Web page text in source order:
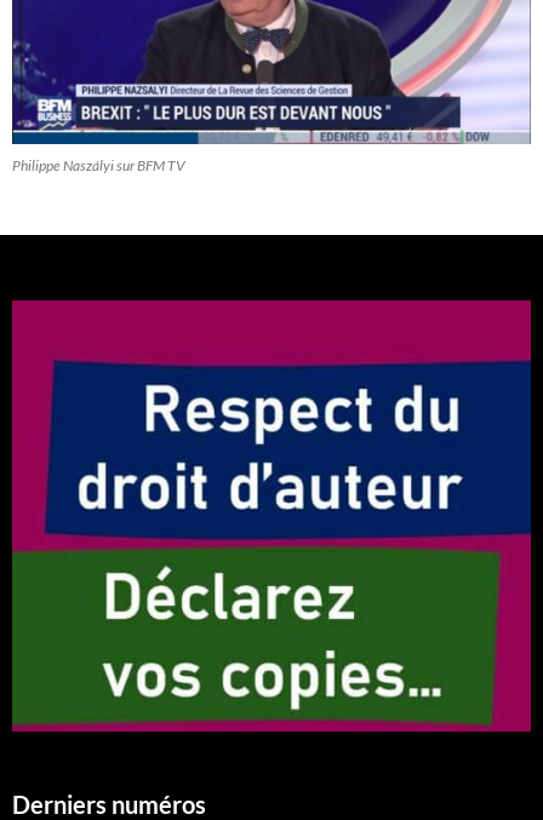
Philippe Naszályi sur BFM TV
Derniers numéros